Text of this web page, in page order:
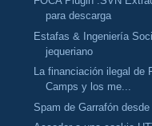
para descarga
Estafas & Ingeniería
jequeriano
La financiación ilegal de
Camps y los me...
Spam de Garrafón